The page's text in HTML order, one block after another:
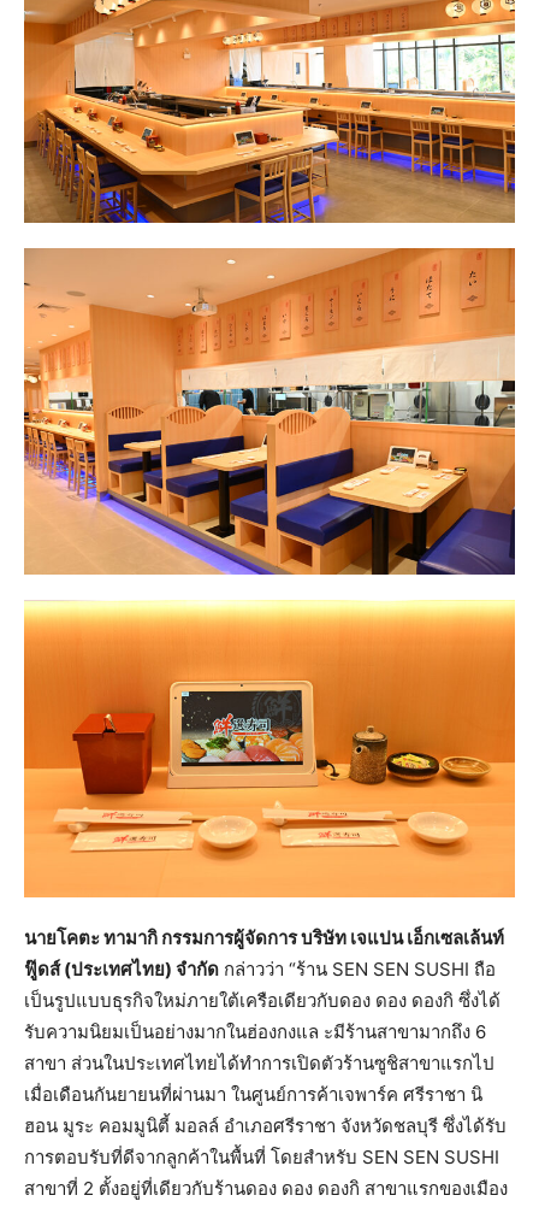
นายโคตะ ทามากิ กรรมการผู้จัดการ บริษัท เจแปน เอ็กเซลเล้นท์
ฟู๊ดส์ (ประเทศไทย) จำกัด กล่าวว่า “ร้าน SEN SEN SUSHI ถือ
เป็นรูปแบบธุรกิจใหม่ภายใต้เครือเดียวกับดอง ดอง ดองกิ ซึ่งได้
รับความนิยมเป็นอย่างมากในฮ่องกงแล ะมีร้านสาขามากถึง 6
สาขา ส่วนในประเทศไทยได้ทำการเปิดตัวร้านซูชิสาขาแรกไป
เมื่อเดือนกันยายนที่ผ่านมา ในศูนย์การค้าเจพาร์ค ศรีราชา นิ
ฮอน มูระ คอมมูนิตี้ มอลล์ อำเภอศรีราชา จังหวัดชลบุรี ซึ่งได้รับ
การตอบรับที่ดีจากลูกค้าในพื้นที่ โดยสำหรับ SEN SEN SUSHI
สาขาที่ 2 ตั้งอยู่ที่เดียวกับร้านดอง ดอง ดองกิ สาขาแรกของเมือง